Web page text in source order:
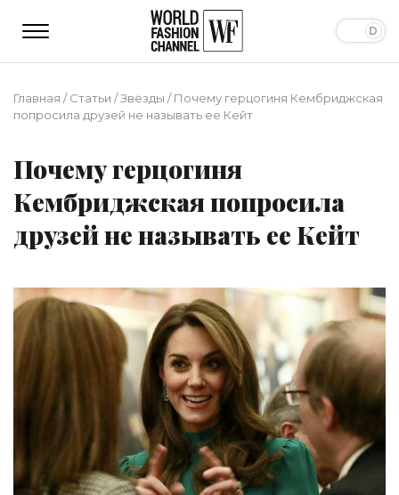
Главная /Статьи /Звёзды /Почему герцогиня Кембриджская
попросила друзей не называть ее Кейт
Почему герцогиня
Кембриджская попросила
друзей не называть ее Кейт